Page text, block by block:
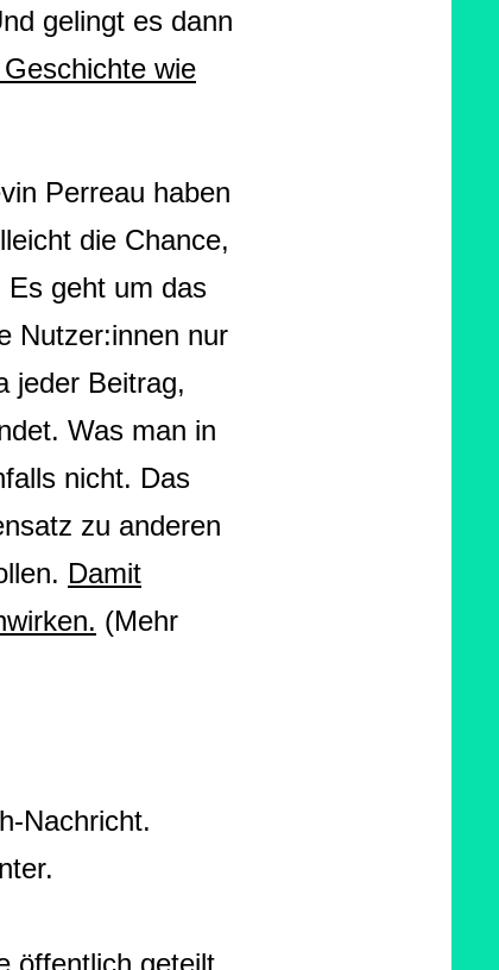
gelingt es dann
wie
Perreau haben
die Chance,
Es geht um das
Nutzer:innen nur
jeder Beitrag,
Was man in
nicht. Das
zu anderen
Damit
(Mehr
Nachricht.
öffentlich geteilt